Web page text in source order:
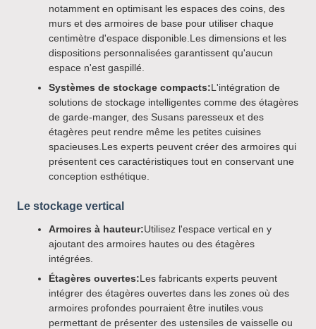
notamment en optimisant les espaces des coins, des
murs et des armoires de base pour utiliser chaque
centimètre d'espace disponible.Les dimensions et les
dispositions personnalisées garantissent qu'aucun
espace n'est gaspillé.
Systèmes de stockage compacts:L'intégration de
solutions de stockage intelligentes comme des étagères
de garde-manger, des Susans paresseux et des
étagères peut rendre même les petites cuisines
spacieuses.Les experts peuvent créer des armoires qui
présentent ces caractéristiques tout en conservant une
conception esthétique.
Le stockage vertical
Armoires à hauteur:Utilisez l'espace vertical en y
ajoutant des armoires hautes ou des étagères
intégrées.
Étagères ouvertes:Les fabricants experts peuvent
intégrer des étagères ouvertes dans les zones où des
armoires profondes pourraient être inutiles.vous
permettant de présenter des ustensiles de vaisselle ou